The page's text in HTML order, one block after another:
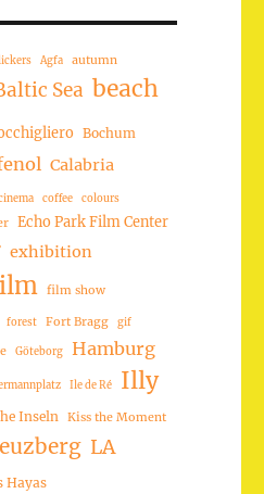
Agfa autumn
Sea beach
Bochum
Calabria
coffee colours
Echo Park Film Center
exhibition
film show
forest Fort Bragg gif
Göteborg Hamburg
Ile de Ré Illy
Inseln Kiss the Moment
LA
Hayas